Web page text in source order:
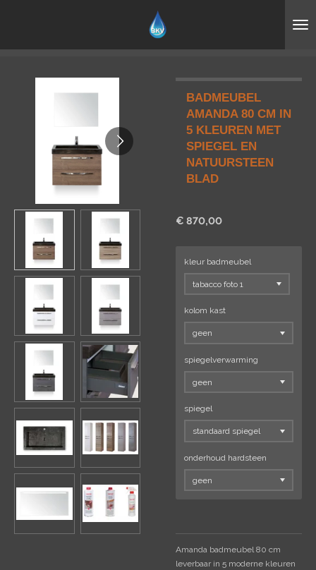
BADMEUBEL
AMANDA 80 CM IN
5 KLEUREN MET
SPIEGEL EN
NATUURSTEEN
BLAD
€ 870,00
kleur badmeubel
kolom kast
spiegelverwarming
spiegel
onderhoud hardsteen
Amanda badmeubel 80 cm
leverbaar in 5 moderne kleuren